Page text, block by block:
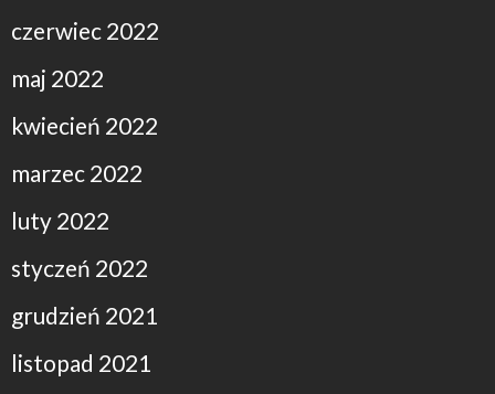
czerwiec 2022
maj 2022
kwiecień 2022
marzec 2022
luty 2022
styczeń 2022
grudzień 2021
listopad 2021